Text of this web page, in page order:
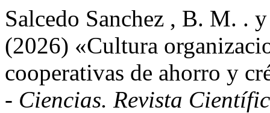
Salcedo Sanchez , B. M. .
(2026) «Cultura
cooperativas de ahorro y
- Ciencias. Revista